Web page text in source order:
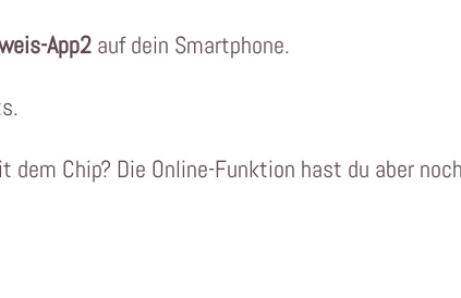
App2 auf dein Smartphone.
Chip? Die Online-Funktion hast du aber